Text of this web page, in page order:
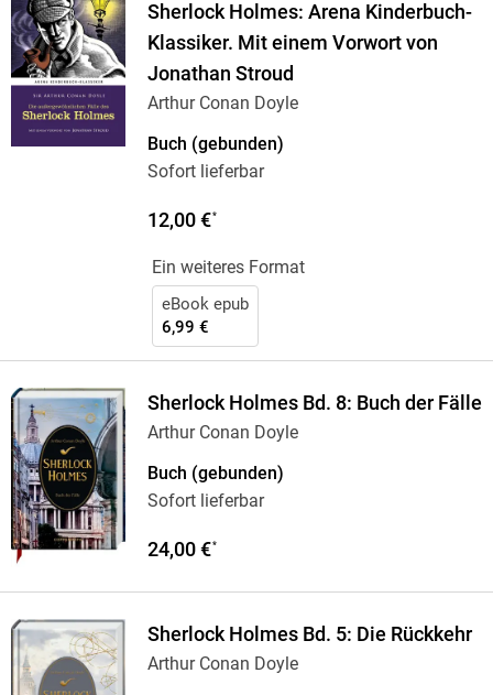
Sherlock Holmes: Arena Kinderbuch-
Klassiker. Mit einem Vorwort von
Jonathan Stroud
Arthur Conan Doyle
Buch (gebunden)
Sofort lieferbar
12,00 €*
Ein weiteres Format
eBook epub
6,99 €
Sherlock Holmes Bd. 8: Buch der Fälle
Arthur Conan Doyle
Buch (gebunden)
Sofort lieferbar
24,00 €*
Sherlock Holmes Bd. 5: Die Rückkehr
Arthur Conan Doyle